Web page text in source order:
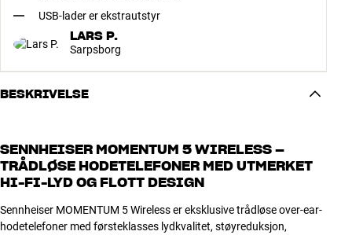
USB-lader er ekstrautstyr
LARS P.
Sarpsborg
BESKRIVELSE
SENNHEISER MOMENTUM 5 WIRELESS –
TRÅDLØSE HODETELEFONER MED UTMERKET
HI-FI-LYD OG FLOTT DESIGN
Sennheiser MOMENTUM 5 Wireless er eksklusive trådløse over-ear-
hodetelefoner med førsteklasses lydkvalitet, støyreduksjon,